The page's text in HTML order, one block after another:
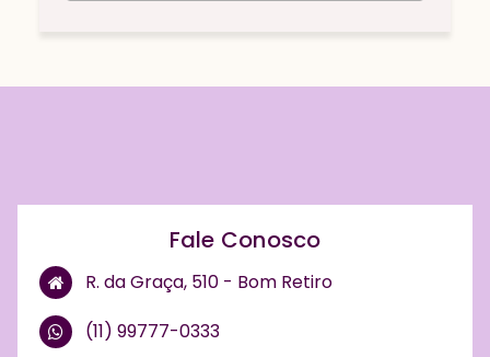
Fale Conosco
R. da Graça, 510 - Bom Retiro
(11) 99777-0333